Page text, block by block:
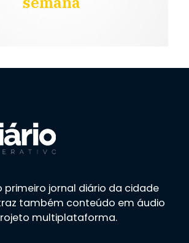
primeiro jornal diário da cidade
também conteúdo em áudio
multiplataforma.